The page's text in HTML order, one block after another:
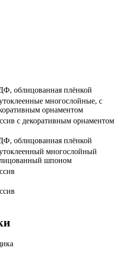
облицованная плёнкой
многослойные, с
орнаментом
с декоративным орнаментом
облицованная плёнкой
многослойный
шпоном